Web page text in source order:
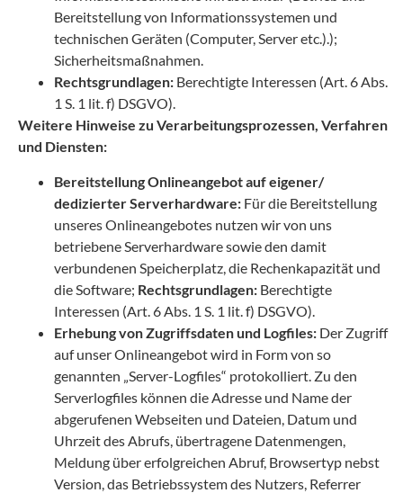
Bereitstellung von Informationssystemen und
technischen Geräten (Computer, Server etc.).);
Sicherheitsmaßnahmen.
Rechtsgrundlagen: Berechtigte Interessen (Art. 6 Abs.
1 S. 1 lit. f) DSGVO).
Weitere Hinweise zu Verarbeitungsprozessen, Verfahren
und Diensten:
Bereitstellung Onlineangebot auf eigener/
dedizierter Serverhardware: Für die Bereitstellung
unseres Onlineangebotes nutzen wir von uns
betriebene Serverhardware sowie den damit
verbundenen Speicherplatz, die Rechenkapazität und
die Software; Rechtsgrundlagen: Berechtigte
Interessen (Art. 6 Abs. 1 S. 1 lit. f) DSGVO).
Erhebung von Zugriffsdaten und Logfiles: Der Zugriff
auf unser Onlineangebot wird in Form von so
genannten „Server-Logfiles“ protokolliert. Zu den
Serverlogfiles können die Adresse und Name der
abgerufenen Webseiten und Dateien, Datum und
Uhrzeit des Abrufs, übertragene Datenmengen,
Meldung über erfolgreichen Abruf, Browsertyp nebst
Version, das Betriebssystem des Nutzers, Referrer